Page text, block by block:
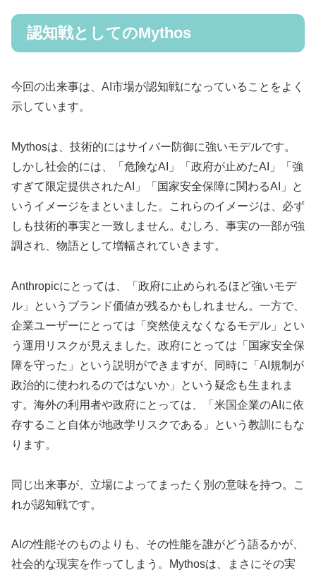
認知戦としてのMythos
今回の出来事は、AI市場が認知戦になっていることをよく
示しています。
Mythosは、技術的にはサイバー防御に強いモデルです。
しかし社会的には、「危険なAI」「政府が止めたAI」「強
すぎて限定提供されたAI」「国家安全保障に関わるAI」と
いうイメージをまといました。これらのイメージは、必ず
しも技術的事実と一致しません。むしろ、事実の一部が強
調され、物語として増幅されていきます。
Anthropicにとっては、「政府に止められるほど強いモデ
ル」というブランド価値が残るかもしれません。一方で、
企業ユーザーにとっては「突然使えなくなるモデル」とい
う運用リスクが見えました。政府にとっては「国家安全保
障を守った」という説明ができますが、同時に「AI規制が
政治的に使われるのではないか」という疑念も生まれま
す。海外の利用者や政府にとっては、「米国企業のAIに依
存すること自体が地政学リスクである」という教訓にもな
ります。
同じ出来事が、立場によってまったく別の意味を持つ。こ
れが認知戦です。
AIの性能そのものよりも、その性能を誰がどう語るかが、
社会的な現実を作ってしまう。Mythosは、まさにその実